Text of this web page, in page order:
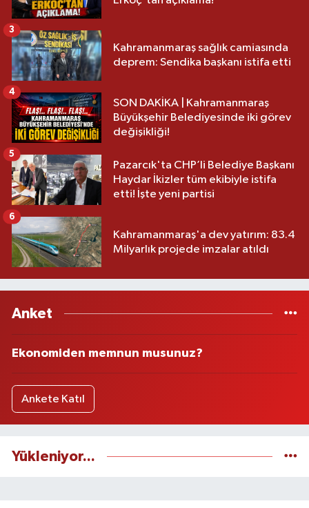
Kahramanmaraş sağlık camiasında
deprem: Sendika başkanı istifa etti
3
SON DAKİKA | Kahramanmaraş
Büyükşehir Belediyesinde iki görev
değişikliği!
4
Pazarcık'ta CHP’li Belediye Başkanı
Haydar İkizler tüm ekibiyle istifa
etti! İşte yeni partisi
5
Kahramanmaraş'a dev yatırım: 83.4
Milyarlık projede imzalar atıldı
6
Anket
Ekonomiden memnun musunuz?
Ankete Katıl
Yükleniyor...